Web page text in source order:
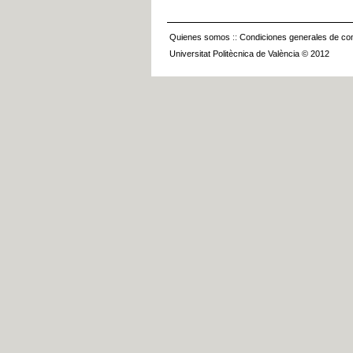
Quienes somos :: Condiciones generales de
Universitat Politècnica de València © 2012